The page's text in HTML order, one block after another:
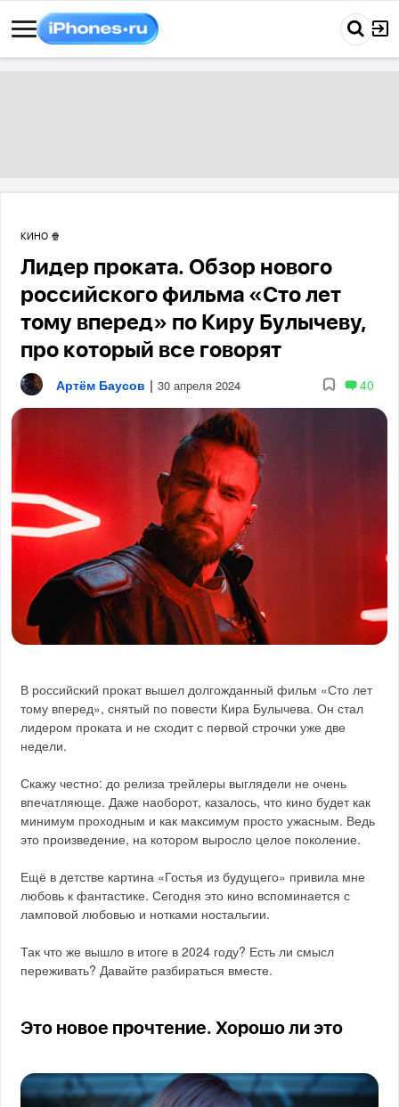
КИНО 🍿
Лидер проката. Обзор нового
российского фильма «Сто лет
тому вперед» по Киру Булычеву,
про который все говорят
Артём Баусов | 30 апреля 2024 40
В российский прокат вышел долгожданный фильм «Сто лет
тому вперед», снятый по повести Кира Булычева. Он стал
лидером проката и не сходит с первой строчки уже две
недели.
Скажу честно: до релиза трейлеры выглядели не очень
впечатляюще. Даже наоборот, казалось, что кино будет как
минимум проходным и как максимум просто ужасным. Ведь
это произведение, на котором выросло целое поколение.
Ещё в детстве картина «Гостья из будущего» привила мне
любовь к фантастике. Сегодня это кино вспоминается с
ламповой любовью и нотками ностальгии.
Так что же вышло в итоге в 2024 году? Есть ли смысл
переживать? Давайте разбираться вместе.
Это новое прочтение. Хорошо ли это